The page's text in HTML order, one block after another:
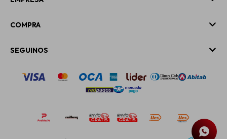
COMPRA
SEGUINOS